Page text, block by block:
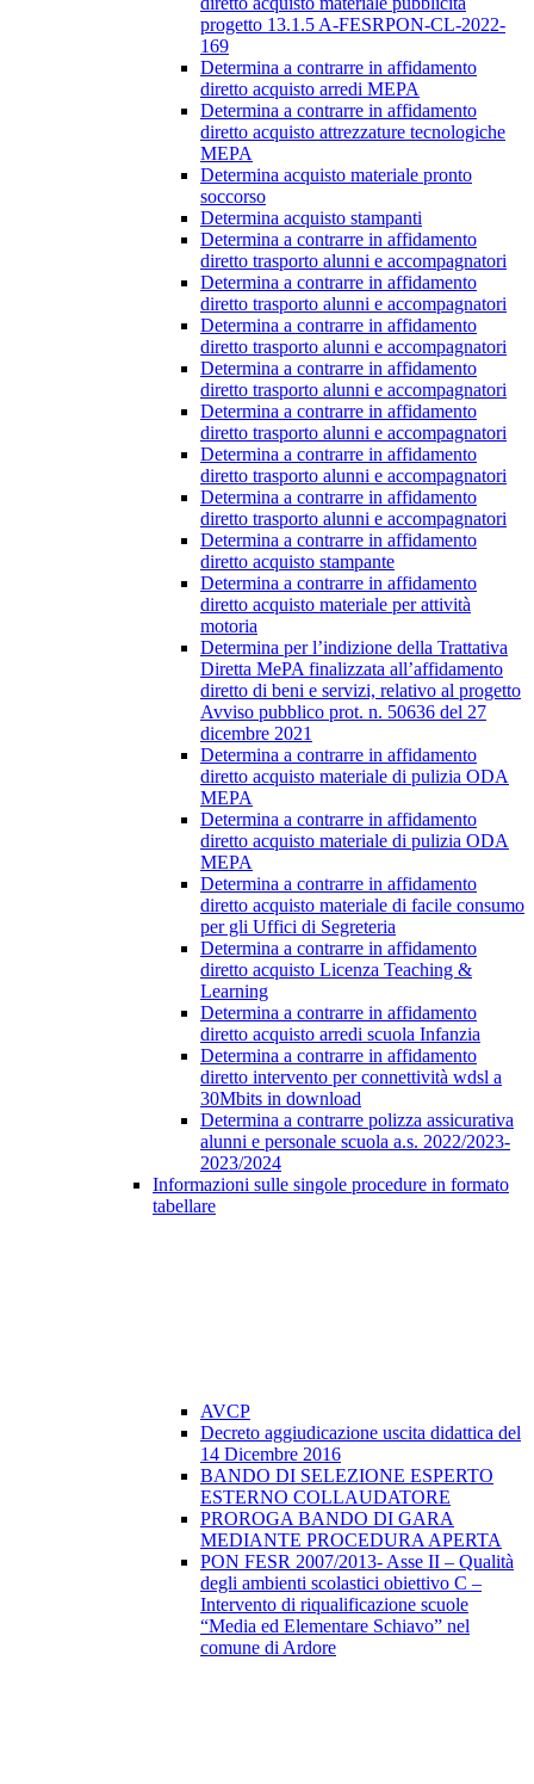
progetto 13.1.5 A-FESRPON-CL-2022-
169
Determina a contrarre in affidamento
diretto acquisto arredi MEPA
Determina a contrarre in affidamento
diretto acquisto attrezzature tecnologiche
MEPA
Determina acquisto materiale pronto
soccorso
Determina acquisto stampanti
Determina a contrarre in affidamento
diretto trasporto alunni e accompagnatori
Determina a contrarre in affidamento
diretto trasporto alunni e accompagnatori
Determina a contrarre in affidamento
diretto trasporto alunni e accompagnatori
Determina a contrarre in affidamento
diretto trasporto alunni e accompagnatori
Determina a contrarre in affidamento
diretto trasporto alunni e accompagnatori
Determina a contrarre in affidamento
diretto trasporto alunni e accompagnatori
Determina a contrarre in affidamento
diretto trasporto alunni e accompagnatori
Determina a contrarre in affidamento
diretto acquisto stampante
Determina a contrarre in affidamento
diretto acquisto materiale per attività
motoria
Determina per l’indizione della Trattativa
Diretta MePA finalizzata all’affidamento
diretto di beni e servizi, relativo al progetto
Avviso pubblico prot. n. 50636 del 27
dicembre 2021
Determina a contrarre in affidamento
diretto acquisto materiale di pulizia ODA
MEPA
Determina a contrarre in affidamento
diretto acquisto materiale di pulizia ODA
MEPA
Determina a contrarre in affidamento
diretto acquisto materiale di facile consumo
per gli Uffici di Segreteria
Determina a contrarre in affidamento
diretto acquisto Licenza Teaching &
Learning
Determina a contrarre in affidamento
diretto acquisto arredi scuola Infanzia
Determina a contrarre in affidamento
diretto intervento per connettività wdsl a
30Mbits in download
Determina a contrarre polizza assicurativa
alunni e personale scuola a.s. 2022/2023-
2023/2024
Informazioni sulle singole procedure in formato
tabellare
AVCP
Decreto aggiudicazione uscita didattica del
14 Dicembre 2016
BANDO DI SELEZIONE ESPERTO
ESTERNO COLLAUDATORE
PROROGA BANDO DI GARA
MEDIANTE PROCEDURA APERTA
PON FESR 2007/2013- Asse II – Qualità
degli ambienti scolastici obiettivo C –
Intervento di riqualificazione scuole
“Media ed Elementare Schiavo” nel
comune di Ardore